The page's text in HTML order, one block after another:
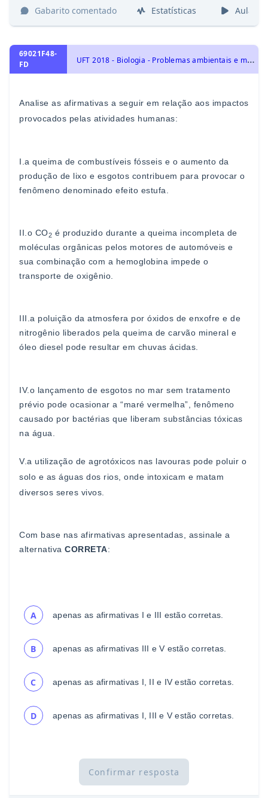
Gabarito comentado Estatísticas Aulas
69021F48-
FD
U
FT 2018 - Biologia - Problemas ambientais e medidas de conservação, Ecologia e ciências ambientais
Analise as afirmativas a seguir em relação aos impactos
provocados pelas atividades humanas:
I. a queima de combustíveis fósseis e o aumento da
produção de lixo e esgotos contribuem para provocar o
fenômeno denominado efeito estufa.
II.o CO2 é produzido durante a queima incompleta de
moléculas orgânicas pelos motores de automóveis e
sua combinação com a hemoglobina impede o
transporte de oxigênio.
III.a poluição da atmosfera por óxidos de enxofre e de
nitrogênio liberados pela queima de carvão mineral e
óleo diesel pode resultar em chuvas ácidas.
IV. o lançamento de esgotos no mar sem tratamento
prévio pode ocasionar a “maré vermelha”, fenômeno
causado por bactérias que liberam substâncias tóxicas
na água.
V. a utilização de agrotóxicos nas lavouras pode poluir o
solo e as águas dos rios, onde intoxicam e matam
diversos seres vivos.
Com base nas afirmativas apresentadas, assinale a
alternativa CORRETA:
A apenas as afirmativas I e III estão corretas.
B apenas as afirmativas III e V estão corretas.
C apenas as afirmativas I, II e IV estão corretas.
D apenas as afirmativas I, III e V estão corretas.
Confirmar resposta